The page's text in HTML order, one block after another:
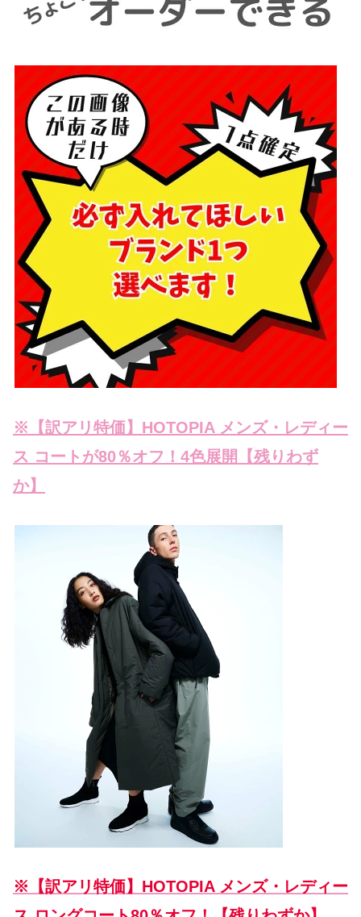
※【訳アリ特価】HOTOPIA メンズ・レディー
ス コートが80％オフ！4色展開【残りわず
か】
※【訳アリ特価】HOTOPIA メンズ・レディー